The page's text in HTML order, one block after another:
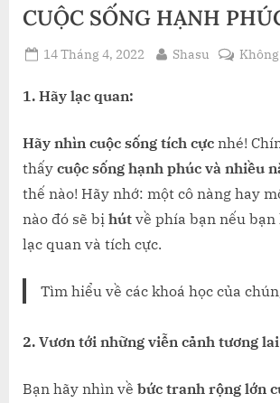
CUỘC SỐNG HẠNH
Posted
14 Tháng 4, 2022 By
Shasu
1. Hãy lạc quan:
Hãy nhìn cuộc sống tích cực nhé!
thấy cuộc sống hạnh phúc và nhiều
thế nào! Hãy nhớ: một cô nàng hay
nào đó sẽ bị hút về phía bạn nếu
lạc quan và tích cực.
Tìm hiểu về các khoá học của
2. Vươn tới những viễn cảnh tương
Bạn hãy nhìn về bức tranh rộng lớn